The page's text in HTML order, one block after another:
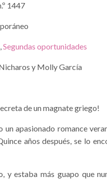
1447
,Segundas oportunidades
y Molly García
de un magnate griego!
apasionado romance
años después, se lo
y estaba más guapo que